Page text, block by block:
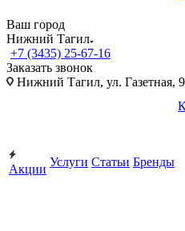
Ваш город
Нижний Тагил
+7 (3435) 25-67-16
Заказать звонок
Нижний Тагил, ул. Газетная,
Акции
Услуги Статьи Бренды